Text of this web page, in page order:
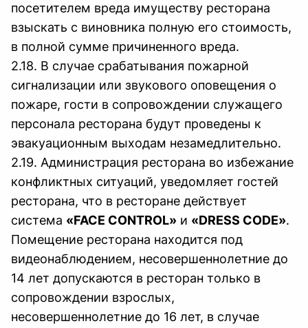
посетителем вреда имуществу ресторана
взыскать с виновника полную его стоимость,
в полной сумме причиненного вреда.
2.18. В случае срабатывания пожарной
сигнализации или звукового оповещения о
пожаре, гости в сопровождении служащего
персонала ресторана будут проведены к
эвакуационным выходам незамедлительно.
2.19. Администрация ресторана во избежание
конфликтных ситуаций, уведомляет гостей
ресторана, что в ресторане действует
система «FACE CONTROL» и «DRESS CODE».
Помещение ресторана находится под
видеонаблюдением, несовершеннолетние до
14 лет допускаются в ресторан только в
сопровождении взрослых,
несовершеннолетние до 16 лет, в случае